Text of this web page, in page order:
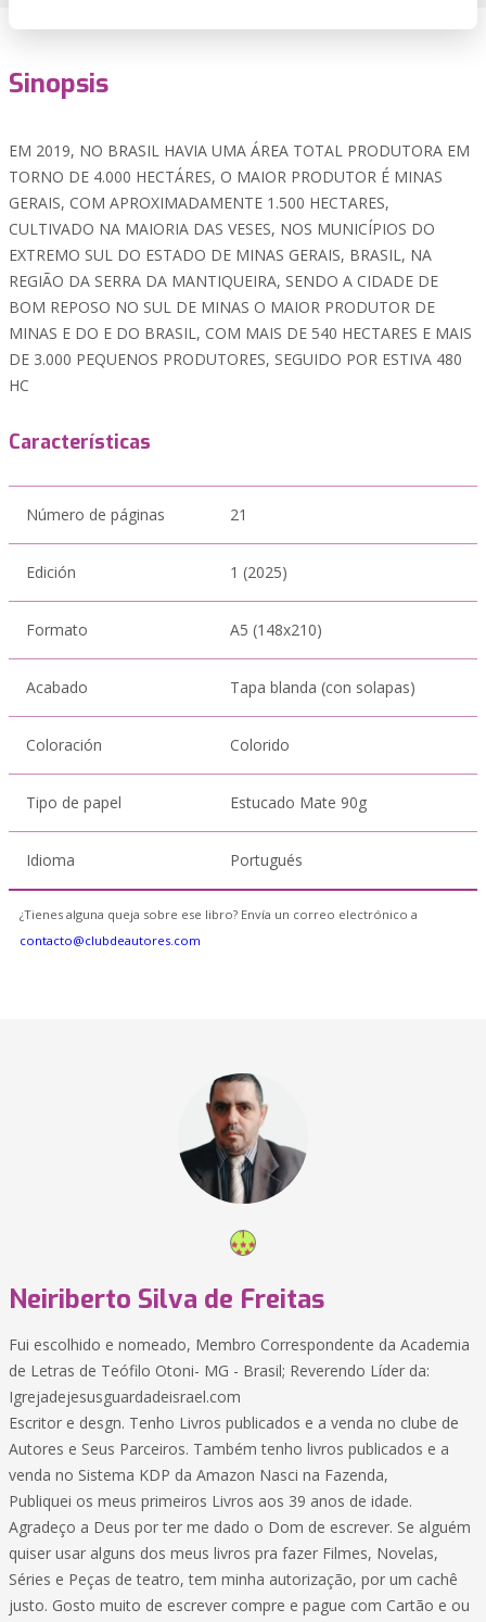
Sinopsis
EM 2019, NO BRASIL HAVIA UMA ÁREA TOTAL PRODUTORA EM
TORNO DE 4.000 HECTÁRES, O MAIOR PRODUTOR É MINAS
GERAIS, COM APROXIMADAMENTE 1.500 HECTARES,
CULTIVADO NA MAIORIA DAS VESES, NOS MUNICÍPIOS DO
EXTREMO SUL DO ESTADO DE MINAS GERAIS, BRASIL, NA
REGIÃO DA SERRA DA MANTIQUEIRA, SENDO A CIDADE DE
BOM REPOSO NO SUL DE MINAS O MAIOR PRODUTOR DE
MINAS E DO E DO BRASIL, COM MAIS DE 540 HECTARES E MAIS
DE 3.000 PEQUENOS PRODUTORES, SEGUIDO POR ESTIVA 480
HC
Características
Número de páginas 21
Edición 1 (2025)
Formato A5 (148x210)
Acabado Tapa blanda (con solapas)
Coloración Colorido
Tipo de papel Estucado Mate 90g
Idioma Portugués
¿Tienes alguna queja sobre ese libro? Envía un correo electrónico a
contacto@clubdeautores.com
Neiriberto Silva de Freitas
Fui escolhido e nomeado, Membro Correspondente da Academia
de Letras de Teófilo Otoni- MG - Brasil; Reverendo Líder da:
Igrejadejesusguardadeisrael.com
Escritor e desgn. Tenho Livros publicados e a venda no clube de
Autores e Seus Parceiros. Também tenho livros publicados e a
venda no Sistema KDP da Amazon Nasci na Fazenda,
Publiquei os meus primeiros Livros aos 39 anos de idade.
Agradeço a Deus por ter me dado o Dom de escrever. Se alguém
quiser usar alguns dos meus livros pra fazer Filmes, Novelas,
Séries e Peças de teatro, tem minha autorização, por um cachê
justo. Gosto muito de escrever compre e pague com Cartão e ou